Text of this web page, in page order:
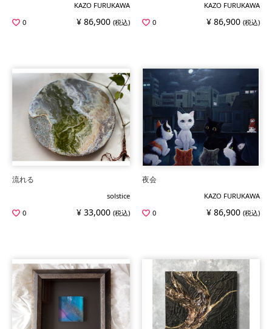
KAZO FURUKAWA
0
¥ 86,900 (税込)
KAZO FURUKAWA
0
¥ 86,900 (税込)
流れる
solstice
0
¥ 33,000 (税込)
夜会
KAZO FURUKAWA
0
¥ 86,900 (税込)